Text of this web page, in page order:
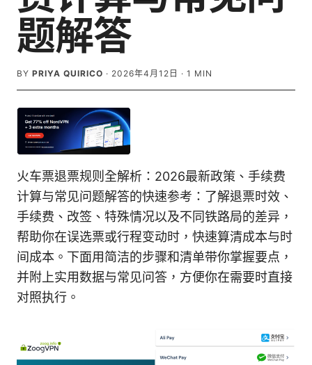
题解答
BY PRIYA QUIRICO · 2026年4月12日 · 1 MIN
火车票退票规则全解析：2026最新政策、手续费
计算与常见问题解答的快速参考：了解退票时效、
手续费、改签、特殊情况以及不同铁路局的差异，
帮助你在误选票或行程变动时，快速算清成本与时
间成本。下面用简洁的步骤和清单带你掌握要点，
并附上实用数据与常见问答，方便你在需要时直接
对照执行。